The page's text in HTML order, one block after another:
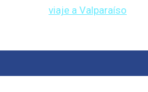
viaje a Valparaíso